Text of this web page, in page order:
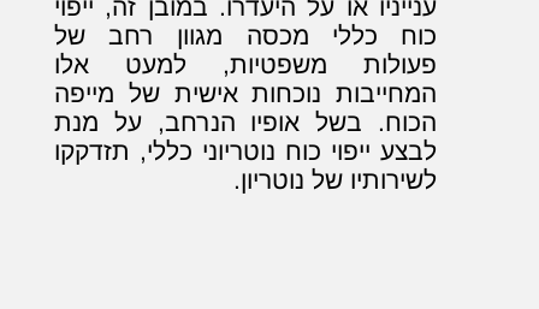
ענייניו או על היעדרו. במובן זה, ייפוי
כוח כללי מכסה מגוון רחב של
פעולות משפטיות, למעט אלו
המחייבות נוכחות אישית של מייפה
הכוח. בשל אופיו הנרחב, על מנת
לבצע ייפוי כוח נוטריוני כללי, תזדקקו
לשירותיו של נוטריון.